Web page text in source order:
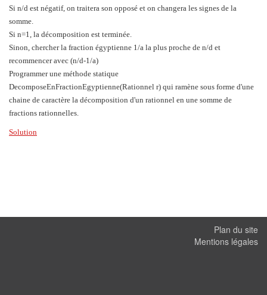
Si n/d est négatif, on traitera son opposé et on changera les signes de la
somme.
Si n=1, la décomposition est terminée.
Sinon, chercher la fraction égyptienne 1/a la plus proche de n/d et
recommencer avec (n/d-1/a)
Programmer une méthode statique
DecomposeEnFractionEgyptienne(Rationnel r) qui ramène sous forme d'une
chaine de caractère la décomposition d'un rationnel en une somme de
fractions rationnelles.
Solution
Plan du site
Mentions légales